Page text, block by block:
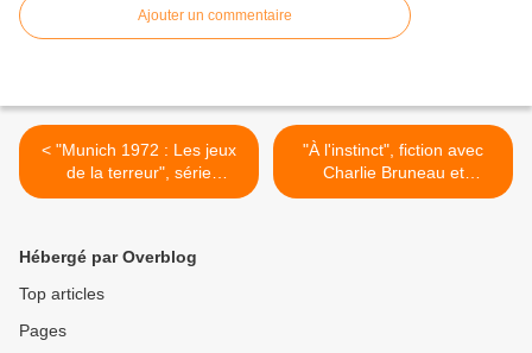
Ajouter un commentaire
< "Munich 1972 : Les jeux
de la terreur", série
documentaire inédit ce soir
"À l'instinct", fiction avec
Charlie Bruneau et
Christopher Bayemi en
Hébergé par Overblog
Top articles
Pages